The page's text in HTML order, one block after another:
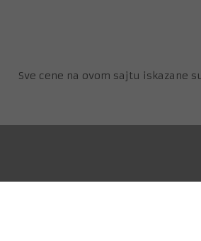
Sve cene na ovom sajtu iskazane